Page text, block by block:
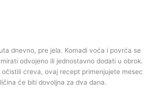
dnevno, pre jela. Komadi voća i povrća se
odvojeno ili jednostavno dodati u obrok.
očistili creva, ovaj recept primenjujete mesec
će biti dovoljna za dva dana.